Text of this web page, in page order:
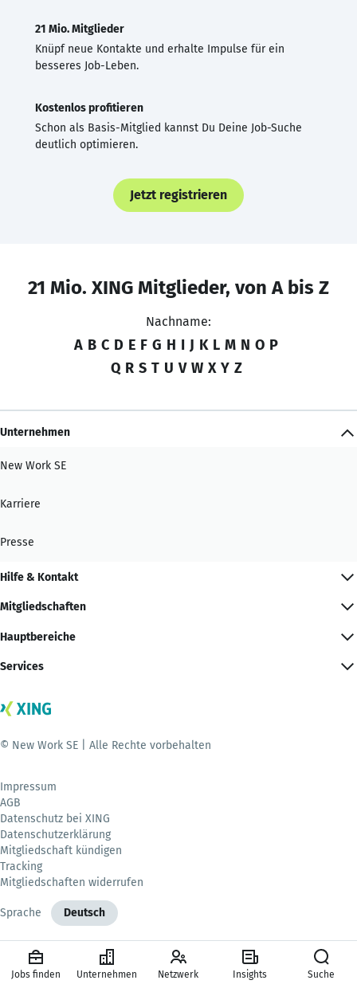
21 Mio. Mitglieder
Knüpf neue Kontakte und erhalte Impulse für ein
besseres Job-Leben.
Kostenlos profitieren
Schon als Basis-Mitglied kannst Du Deine Job-Suche
deutlich optimieren.
Jetzt registrieren
21 Mio. XING Mitglieder, von A bis Z
Nachname:
A B C D E F G H I J K L M N O P
Q R S T U V W X Y Z
Unternehmen
New Work SE
Karriere
Presse
Hilfe & Kontakt
Mitgliedschaften
Hauptbereiche
Services
© New Work SE | Alle Rechte vorbehalten
Impressum
AGB
Datenschutz bei XING
Datenschutzerklärung
Mitgliedschaft kündigen
Tracking
Mitgliedschaften widerrufen
Sprache Deutsch
Jobs finden Unternehmen Netzwerk Insights Suche